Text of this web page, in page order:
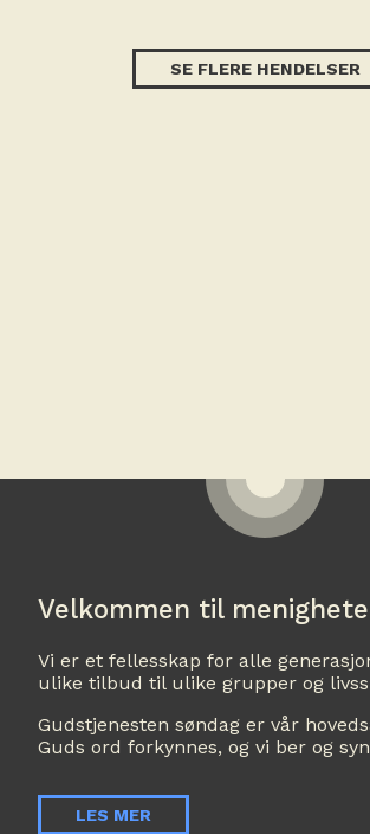
SE FLERE HENDELSER
Velkommen til
Vi er et fellesskap for alle
ulike tilbud til ulike grupper og
Gudstjenesten søndag er vår
Guds ord forkynnes, og vi ber og
LES MER